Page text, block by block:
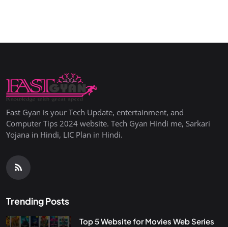
Fast Gyan is your Tech Update, entertainment, and
Computer Tips 2024 website. Tech Gyan Hindi me, Sarkari
Yojana in Hindi, LIC Plan in Hindi.
Trending Posts
Top 5 Website for Movies Web Series